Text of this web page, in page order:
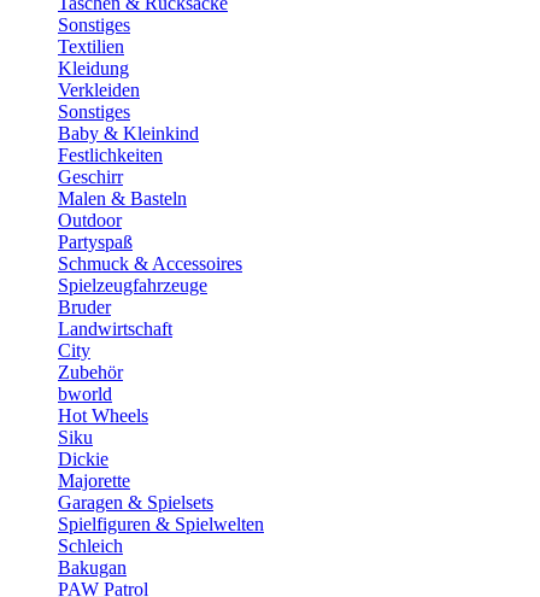
Sonstiges
Textilien
Kleidung
Verkleiden
Sonstiges
Baby & Kleinkind
Festlichkeiten
Geschirr
Malen & Basteln
Outdoor
Partyspaß
Schmuck & Accessoires
Spielzeugfahrzeuge
Bruder
Landwirtschaft
City
Zubehör
bworld
Hot Wheels
Siku
Dickie
Majorette
Garagen & Spielsets
Spielfiguren & Spielwelten
Schleich
Bakugan
PAW Patrol